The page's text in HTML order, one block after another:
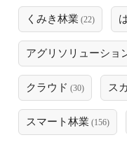
くみき林業 (22)
アグリソリューショ
クラウド (30) ス
スマート林業 (156)